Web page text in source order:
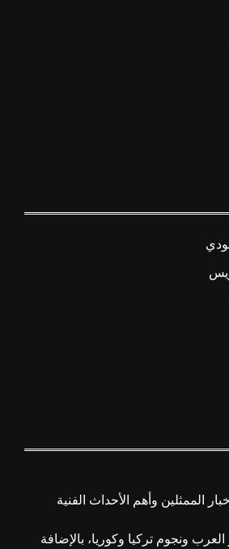
الممثلين وأهم الأحداث الفنية
ونجوم تركيا وكوريا، بالإضافة